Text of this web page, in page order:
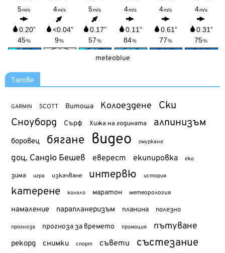
meteoblue
Тагове
GARMIN SCOTT Витоша Колоездене Ски
Сноуборд Сърф Хижа на годината алпинизъм
боровец бягане видео гмуркане
доц. Сандю Бешев еверест екипировка еко
зима игра изкачване интервю история
катерене колело маратон метеорология
намаление парапланеризъм планина полезно
прогноза прогноза за времето промоция пътуване
рекорд снимки спорт съвети състезание